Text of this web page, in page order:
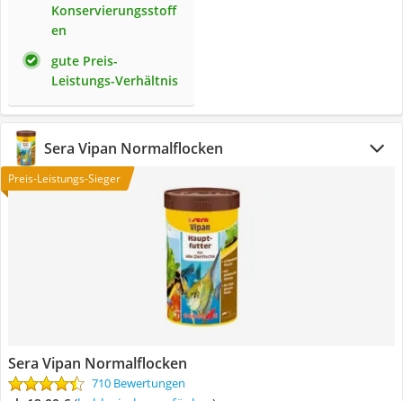
Konservierungsstoff
en
gute Preis-
Leistungs-Verhältnis
Sera Vipan Normalflocken
Preis-Leistungs-Sieger
Sera Vipan Normalflocken
710 Bewertungen